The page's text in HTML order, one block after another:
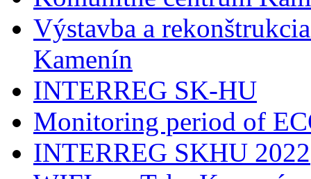
Výstavba a
Kamenín
INTERREG SK-HU
Monitoring period of
INTERREG SKHU 2022